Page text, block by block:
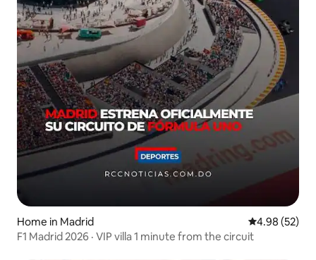
Home in Madrid 4.98 out of 5
4.98 (52)
F1 Madrid 2026 · VIP villa 1 minute from the circuit